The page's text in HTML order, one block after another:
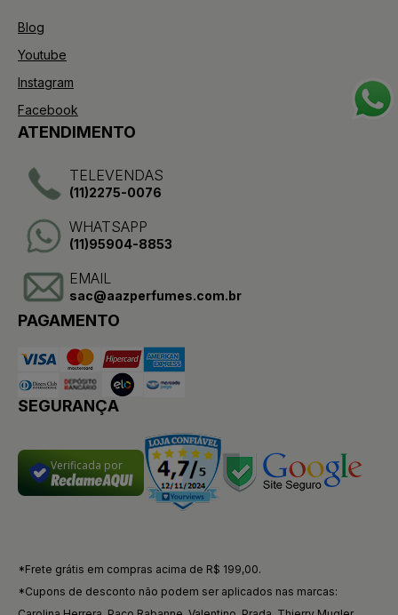
Blog
Youtube
Instagram
Facebook
ATENDIMENTO
TELEVENDAS
(11)2275-0076
WHATSAPP
(11)95904-8853
EMAIL
sac@aazperfumes.com.br
PAGAMENTO
SEGURANÇA
Verificada por
*Frete grátis em compras acima de R$ 199,00.
*Cupons de desconto não podem ser aplicados nas marcas: